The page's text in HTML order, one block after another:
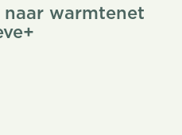
warmtenet